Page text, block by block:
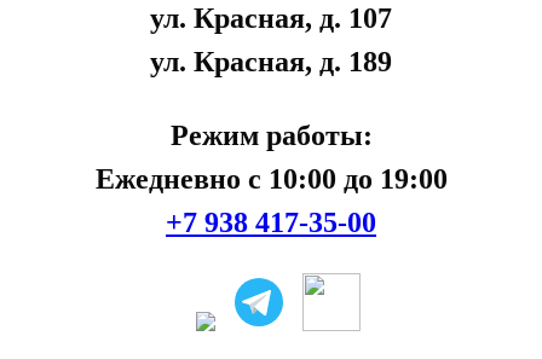
ул. Красная, д. 107
ул. Красная, д. 189
Режим работы:
Ежедневно с 10:00 до 19:00
+7 938 417-35-00